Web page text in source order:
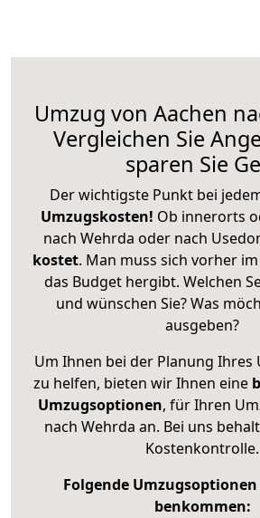
Umzug von Aachen
Vergleichen Sie
sparen Sie
Der wichtigste Punkt bei
Umzugskosten! Ob innerorts
nach Wehrda oder nach
kostet. Man muss sich vorher
das Budget hergibt. Welchen
und wünschen Sie? Was
ausgeben?
Um Ihnen bei der Planung Ihres
zu helfen, bieten wir Ihnen eine
Umzugsoptionen, für Ihren
nach Wehrda an. Bei uns
Kostenkontrolle.
Folgende
benkommen: